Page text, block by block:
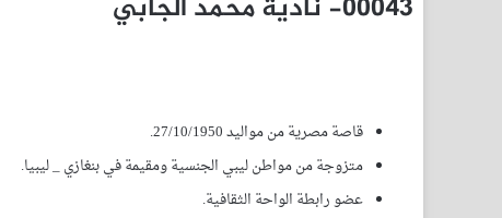
00043- نادية محمد الجابي
قاصة مصرية من مواليد 27/10/1950.
متزوجة من مواطن ليبي الجنسية ومقيمة في بنغازي _ ليبيا.
عضو رابطة الواحة الثقافية.